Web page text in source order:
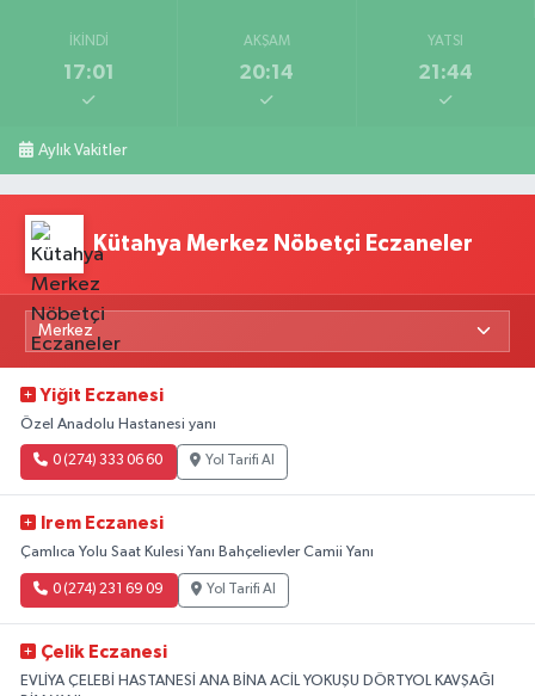
İKINDI
17:01
AKŞAM
20:14
YATSI
21:44
Aylık Vakitler
Kütahya Merkez Nöbetçi Eczaneler
Yiğit Eczanesi
Özel Anadolu Hastanesi yanı
0 (274) 333 06 60 Yol Tarifi Al
Irem Eczanesi
Çamlıca Yolu Saat Kulesi Yanı Bahçelievler Camii Yanı
0 (274) 231 69 09 Yol Tarifi Al
Çelik Eczanesi
EVLİYA ÇELEBİ HASTANESİ ANA BİNA ACİL YOKUŞU DÖRTYOL KAVŞAĞI